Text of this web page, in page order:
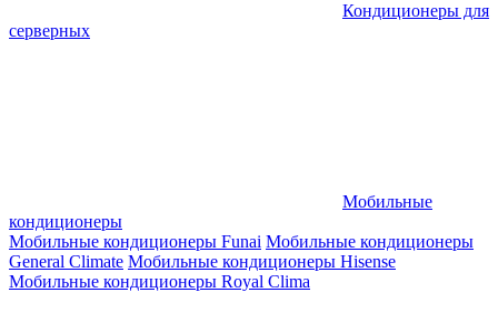
Кондиционеры для
серверных
Мобильные
кондиционеры
Мобильные кондиционеры Funai Мобильные кондиционеры
General Climate Мобильные кондиционеры Hisense
Мобильные кондиционеры Royal Clima